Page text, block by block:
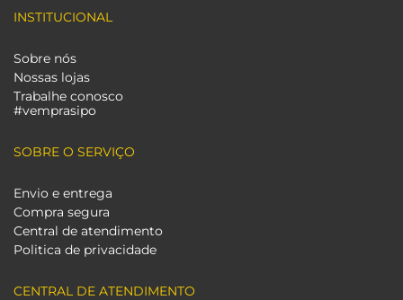
INSTITUCIONAL
Sobre nós
Nossas lojas
Trabalhe conosco
#vemprasipo
SOBRE O SERVIÇO
Envio e entrega
Compra segura
Central de atendimento
Politica de privacidade
CENTRAL DE ATENDIMENTO